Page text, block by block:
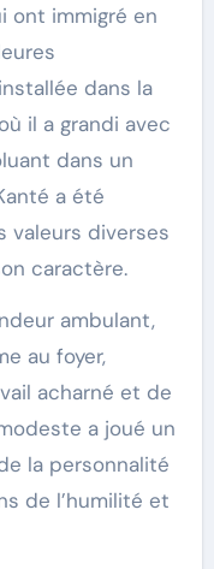
ont immigré en
dans la
il a grandi avec
dans un
a été
valeurs diverses
caractère.
ambulant,
au foyer,
acharné et de
a joué un
la personnalité
de l’humilité et